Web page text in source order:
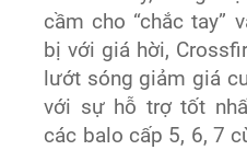
cầm cho “chắc tay”
bị với giá hời,
lướt sóng giảm giá
với sự hỗ trợ tốt
các balo cấp 5, 6, 7